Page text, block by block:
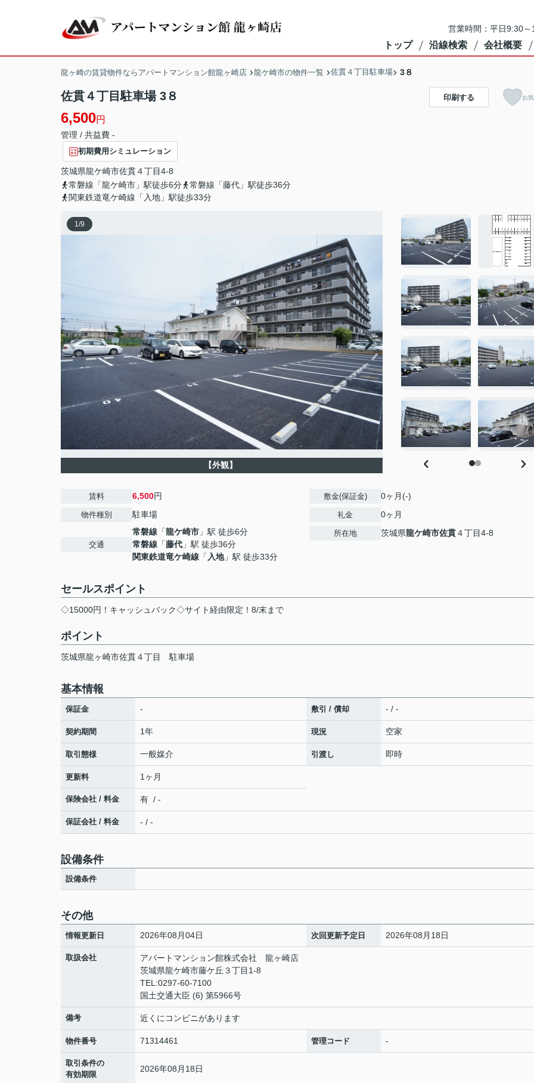
営業時間：平日9:30
トップ 沿線検索 会社概要
龍ヶ崎の賃貸物件ならアパートマンション館龍ヶ崎店 龍ケ崎市の物件一覧 佐貫４丁目駐車場 3８
佐貫４丁目駐車場 3８
6,500円
管理 / 共益費 -
初期費用シミュレーション
茨城県龍ケ崎市佐貫４丁目4-8
常磐線「龍ケ崎市」駅徒歩6分
常磐線「藤代」駅徒歩36分
関東鉄道竜ケ崎線「入地」駅徒歩33分
印刷する お
1/9
【外観】
賃料 6,500円
物件種別 駐車場
交通
常磐線 「龍ケ崎市 」駅 徒歩6分
常磐線 「藤代 」駅 徒歩36分
関東鉄道竜ケ崎線 「 入地」駅 徒歩33分
敷金(保証金) 0ヶ月(-)
礼金 0ヶ月
所在地 茨城県龍ケ崎市佐貫４丁目4-8
セールスポイント
◇15000円！キャッシュバック◇サイト経由限定！8/末まで
ポイント
茨城県龍ヶ崎市佐貫４丁目 駐車場
基本情報
保証金 - 敷引 / 償却 - / -
契約期間 1年 現況 空家
取引態様 一般媒介 引渡し 即時
更新料 1ヶ月
保険会社 / 料金 有 / -
保証会社 / 料金 - / -
設備条件
設備条件
その他
情報更新日 2026年08月04日 次回更新予定日 2026年08月18日
取扱会社
アパートマンション館株式会社 龍ヶ崎店
茨城県龍ケ崎市藤ケ丘３丁目1-8
TEL:0297-60-7100
国土交通大臣 (6) 第5966号
備考 近くにコンビニがあります
物件番号 71314461 管理コード -
取引条件の
有効期限
2026年08月18日